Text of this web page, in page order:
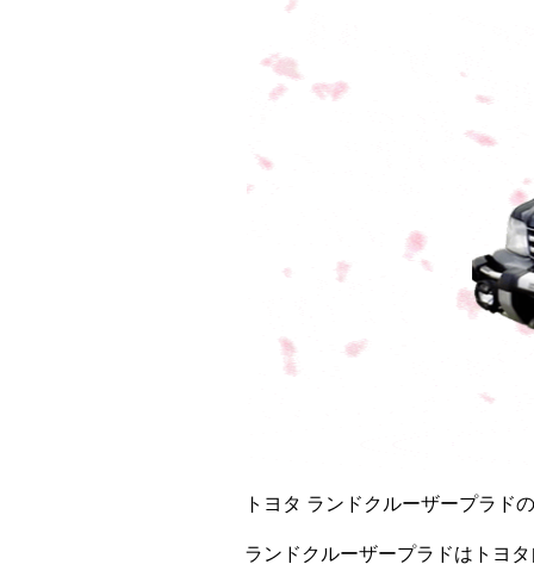
トヨタ ランドクルーザープラド
ランドクルーザープラドはトヨ